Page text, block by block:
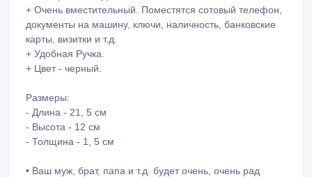
документы на машину, ключи, наличность, банковские
карты, визитки и т.д.
+ Удобная Ручка.
+ Цвет - черный.
- Длина - 21, 5 см
- Высота - 12 см
- Толщина - 1, 5 см
такому презенту!